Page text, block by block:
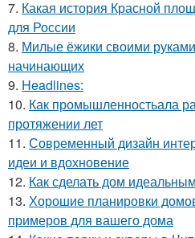
7. Какая история Красной
для России
8. Милые ёжики своими
начинающих
9. Headlines:
10. Как промышленностьала
протяжении лет
11. Современный дизайн
идеи и вдохновение
12. Как сделать дом
13. Хорошие планировки
примеров для вашего дома